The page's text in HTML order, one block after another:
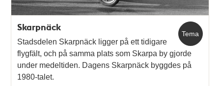
Tema
Skarpnäck
Stadsdelen Skarpnäck ligger på ett tidigare
flygfält, och på samma plats som Skarpa by gjorde
under medeltiden. Dagens Skarpnäck byggdes på
1980-talet.